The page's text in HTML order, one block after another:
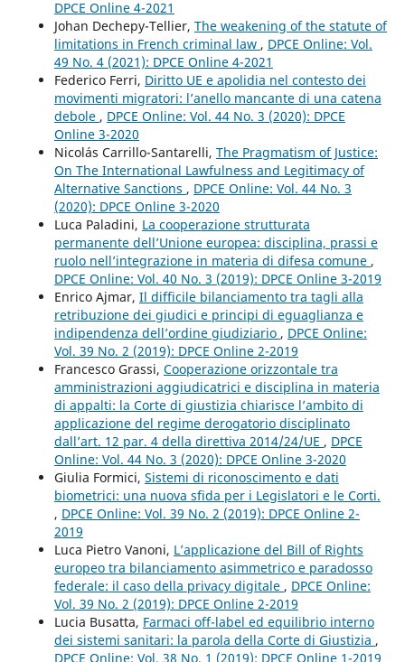
DPCE Online 4-2021
Johan Dechepy-Tellier, The weakening of the statute of
limitations in French criminal law , DPCE Online: Vol.
49 No. 4 (2021): DPCE Online 4-2021
Federico Ferri, Diritto UE e apolidia nel contesto dei
movimenti migratori: l’anello mancante di una catena
debole , DPCE Online: Vol. 44 No. 3 (2020): DPCE
Online 3-2020
Nicolás Carrillo-Santarelli, The Pragmatism of Justice:
On The International Lawfulness and Legitimacy of
Alternative Sanctions , DPCE Online: Vol. 44 No. 3
(2020): DPCE Online 3-2020
Luca Paladini, La cooperazione strutturata
permanente dell’Unione europea: disciplina, prassi e
ruolo nell’integrazione in materia di difesa comune ,
DPCE Online: Vol. 40 No. 3 (2019): DPCE Online 3-2019
Enrico Ajmar, Il difficile bilanciamento tra tagli alla
retribuzione dei giudici e principi di eguaglianza e
indipendenza dell’ordine giudiziario , DPCE Online:
Vol. 39 No. 2 (2019): DPCE Online 2-2019
Francesco Grassi, Cooperazione orizzontale tra
amministrazioni aggiudicatrici e disciplina in materia
di appalti: la Corte di giustizia chiarisce l’ambito di
applicazione del regime derogatorio disciplinato
dall’art. 12 par. 4 della direttiva 2014/24/UE , DPCE
Online: Vol. 44 No. 3 (2020): DPCE Online 3-2020
Giulia Formici, Sistemi di riconoscimento e dati
biometrici: una nuova sfida per i Legislatori e le Corti.
, DPCE Online: Vol. 39 No. 2 (2019): DPCE Online 2-
2019
Luca Pietro Vanoni, L’applicazione del Bill of Rights
europeo tra bilanciamento asimmetrico e paradosso
federale: il caso della privacy digitale , DPCE Online:
Vol. 39 No. 2 (2019): DPCE Online 2-2019
Lucia Busatta, Farmaci off-label ed equilibrio interno
dei sistemi sanitari: la parola della Corte di Giustizia ,
DPCE Online: Vol. 38 No. 1 (2019): DPCE Online 1-2019